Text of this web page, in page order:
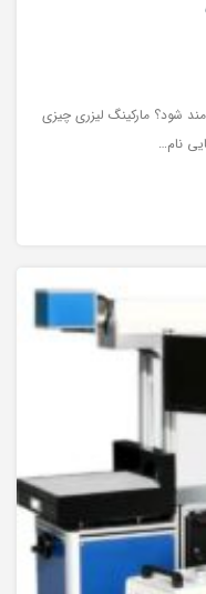
شود؟ مارکینگ لیزری چیزی
نام…